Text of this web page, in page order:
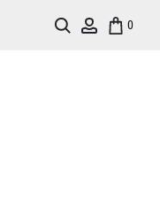
0
Account
Search